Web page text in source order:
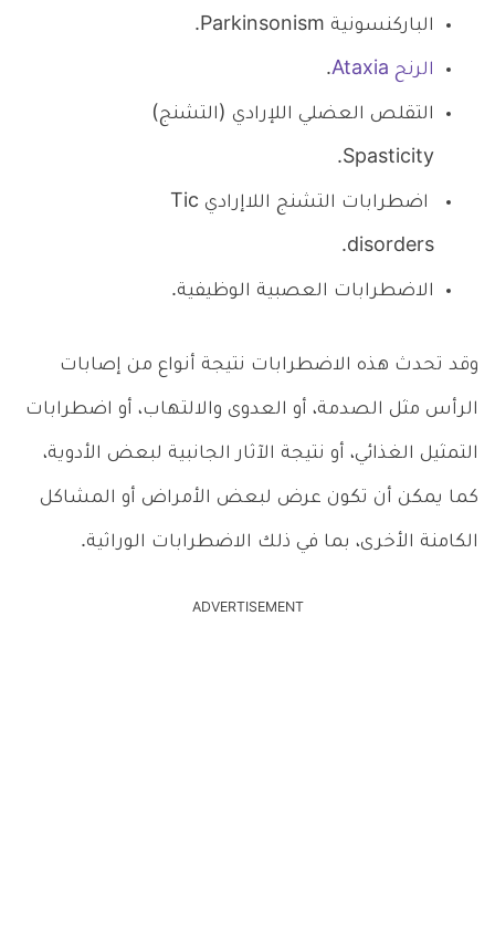
الباركنسونية Parkinsonism.
الرنح Ataxia .
التقلص العضلي اللإرادي (التشنج)
Spasticity.
اضطرابات التشنج اللاإرادي Tic
disorders.
الاضطرابات العصبية الوظيفية.
وقد تحدث هذه الاضطرابات نتيجة أنواع من إصابات
الرأس مثل الصدمة، أو العدوى والالتهاب، أو اضطرابات
التمثيل الغذائي، أو نتيجة الآثار الجانبية لبعض الأدوية،
كما يمكن أن تكون عرض لبعض الأمراض أو المشاكل
الكامنة الأخرى، بما في ذلك الاضطرابات الوراثية.
ADVERTISEMENT